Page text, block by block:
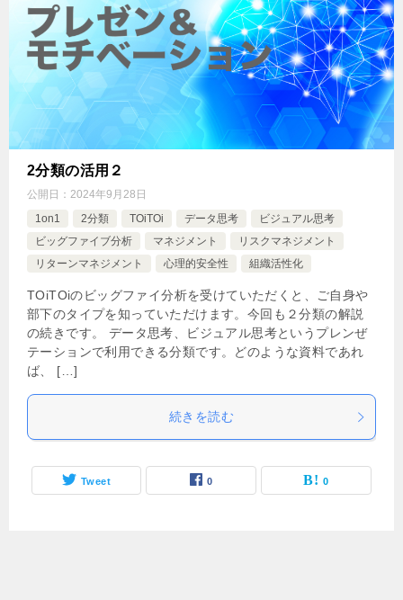
2分類の活用２
公開日： 2024年9月28日
1on1
2分類 TOiTOi データ思考
ビジュアル思考
ビッグファイブ分析
マネジメント
リスクマネジメント
リターンマネジメント
心理的安全性 組織活性化
TOiTOiのビッグファイ分析を受けていただくと、ご自身や
部下のタイプを知っていただけます。今回も２分類の解説
の続きです。 データ思考、ビジュアル思考というプレンぜ
テーションで利用できる分類です。どのような資料であれ
ば、 […]
続きを読む
Tweet 0 0